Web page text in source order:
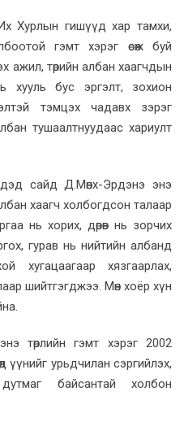
Хурлын гишүүд хар тамхи,
гэмт хэрэг өсөж буй
ажил, төрийн албан хаагчдын
хууль бус эргэлт, зохион
тэмцэх чадавх зэрэг
тушаалтнуудаас хариулт
сайд Д.Мөнх-Эрдэнэ энэ
хаагч холбогдсон талаар
нь хорих, дөрөв нь зорчих
гурав нь нийтийн албанд
хугацаагаар хязгаарлах,
шийтгэгджээ. Мөн хоёр хүн
төрлийн гэмт хэрэг 2002
үүнийг урьдчилан сэргийлэх,
байсантай холбон